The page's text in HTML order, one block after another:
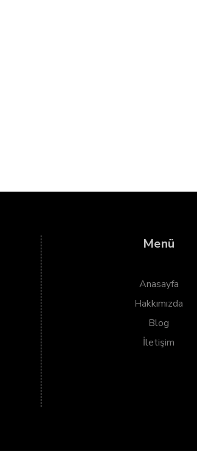
Menü
Anasayfa
Hakkımızda
Blog
İletişim